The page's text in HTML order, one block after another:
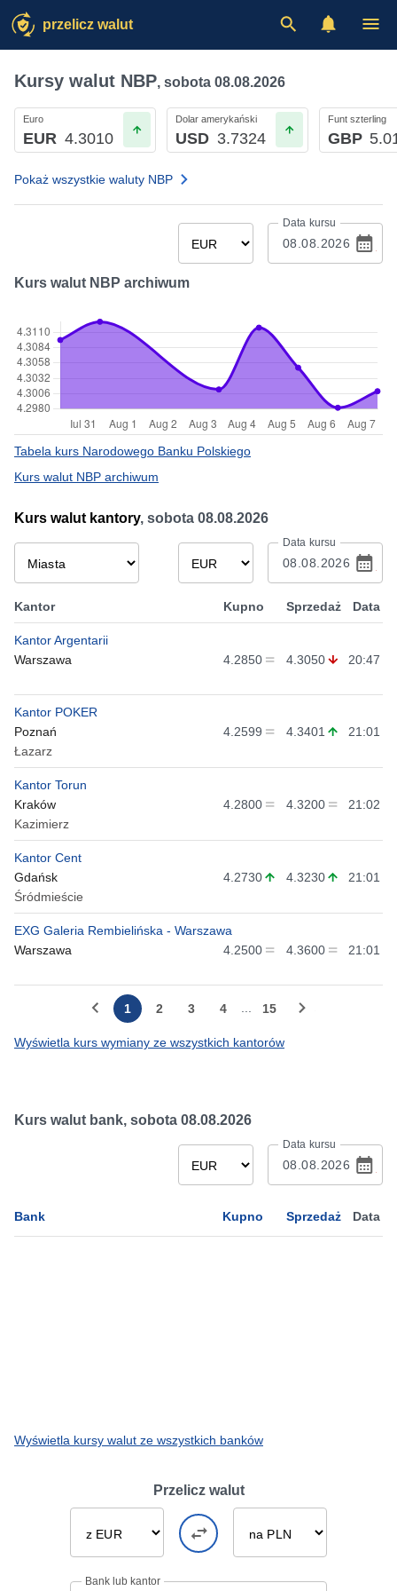
przelicz walut
Kursy walut NBP, sobota 08.08.2026
Euro
EUR 4.3010
Dolar amerykański
USD 3.7324
Funt szterling
GBP
Pokaż wszystkie waluty NBP
Data kursu
Kurs walut NBP archiwum
Tabela kurs Narodowego Banku Polskiego
Kurs walut NBP archiwum
Kurs walut kantory, sobota 08.08.2026
Data kursu
Kantor Kupno Sprzedaż Data
Kantor Argentarii
Warszawa
4.2850 4.3050 20:47
Kantor POKER
Poznań
Łazarz
4.2599 4.3401 21:01
Kantor Torun
Kraków
Kazimierz
4.2800 4.3200 21:02
Kantor Cent
Gdańsk
Śródmieście
4.2730 4.3230 21:01
EXG Galeria Rembielińska - Warszawa
Warszawa
4.2500 4.3600 21:01
1 2 3 4 15
Wyświetla kurs wymiany ze wszystkich kantorów
Kurs walut bank, sobota 08.08.2026
Data kursu
Bank Kupno Sprzedaż Data
Wyświetla kursy walut ze wszystkich banków
Przelicz walut
Bank lub kantor